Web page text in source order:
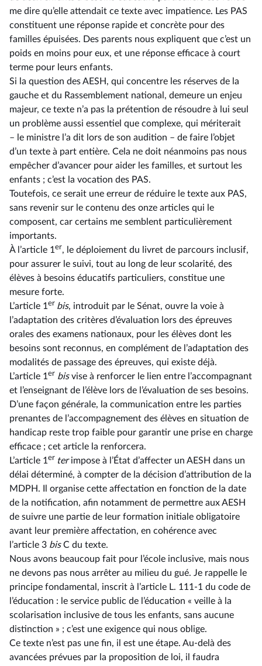
me dire qu’elle attendait ce texte avec impatience. Les PAS
constituent une réponse rapide et concrète pour des
familles épuisées. Des parents nous expliquent que c’est un
poids en moins pour eux, et une réponse efficace à court
terme pour leurs enfants.
Si la question des AESH, qui concentre les réserves de la
gauche et du Rassemblement national, demeure un enjeu
majeur, ce texte n’a pas la prétention de résoudre à lui seul
un problème aussi essentiel que complexe, qui mériterait
–⁠ le ministre l’a dit lors de son audition – de faire l’objet
d’un texte à part entière. Cela ne doit néanmoins pas nous
empêcher d’avancer pour aider les familles, et surtout les
enfants ; c’est la vocation des PAS.
Toutefois, ce serait une erreur de réduire le texte aux PAS,
sans revenir sur le contenu des onze articles qui le
composent, car certains me semblent particulièrement
importants.
À l’article 1 er, le déploiement du livret de parcours inclusif,
pour assurer le suivi, tout au long de leur scolarité, des
élèves à besoins éducatifs particuliers, constitue une
mesure forte.
L’article 1 er bis, introduit par le Sénat, ouvre la voie à
l’adaptation des critères d’évaluation lors des épreuves
orales des examens nationaux, pour les élèves dont les
besoins sont reconnus, en complément de l’adaptation des
modalités de passage des épreuves, qui existe déjà.
L’article 1 er bisvise à renforcer le lien entre l’accompagnant
et l’enseignant de l’élève lors de l’évaluation de ses besoins.
D’une façon générale, la communication entre les parties
prenantes de l’accompagnement des élèves en situation de
handicap reste trop faible pour garantir une prise en charge
efficace ; cet article la renforcera.
L’article 1 er terimpose à l’État d’affecter un AESH dans un
délai déterminé, à compter de la décision d’attribution de la
MDPH. Il organise cette affectation en fonction de la date
de la notification, afin notamment de permettre aux AESH
de suivre une partie de leur formation initiale obligatoire
avant leur première affectation, en cohérence avec
l’article 3 bisC du texte.
Nous avons beaucoup fait pour l’école inclusive, mais nous
ne devons pas nous arrêter au milieu du gué. Je rappelle le
principe fondamental, inscrit à l’article L. 111-1 du code de
l’éducation : le service public de l’éducation « veille à la
scolarisation inclusive de tous les enfants, sans aucune
distinction » ; c’est une exigence qui nous oblige.
Ce texte n’est pas une fin, il est une étape. Au-delà des
avancées prévues par la proposition de loi, il faudra